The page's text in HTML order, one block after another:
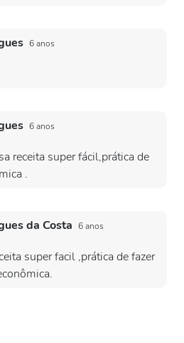
6 anos
6 anos
receita super fácil,prática de
.
da Costa 6 anos
super facil ,prática de fazer